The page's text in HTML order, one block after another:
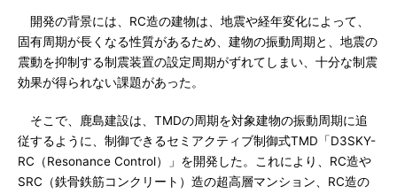
開発の背景には、RC造の建物は、地震や経年変化によって、
固有周期が長くなる性質があるため、建物の振動周期と、地震の
震動を抑制する制震装置の設定周期がずれてしまい、十分な制震
効果が得られない課題があった。
そこで、鹿島建設は、TMDの周期を対象建物の振動周期に追
従するように、制御できるセミアクティブ制御式TMD「D3SKY-
RC（Resonance Control）」を開発した。これにより、RC造や
SRC（鉄骨鉄筋コンクリート）造の超高層マンション、RC造の